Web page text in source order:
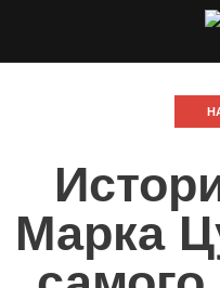
Марка